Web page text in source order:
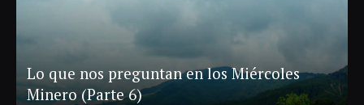
Lo que nos preguntan en los Miércoles
Minero (Parte 6)